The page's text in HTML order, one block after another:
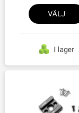
VÄLJ
I lager